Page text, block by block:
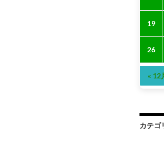
19
26
« 12
カテゴ